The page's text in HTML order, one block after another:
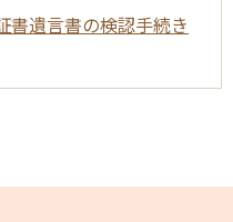
書遺言書の検認手続き